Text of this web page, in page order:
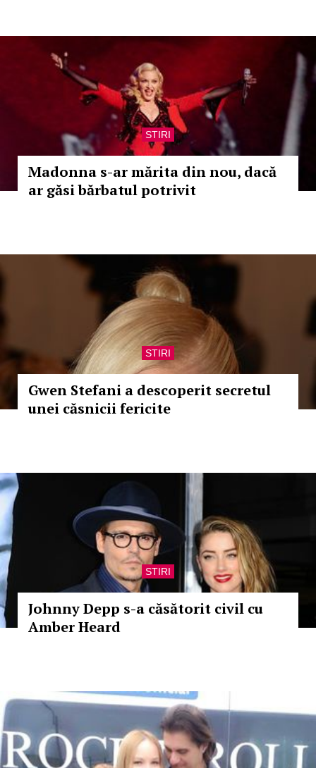
STIRI
Madonna s-ar mărita din nou, dacă
ar găsi bărbatul potrivit
STIRI
Gwen Stefani a descoperit secretul
unei căsnicii fericite
STIRI
Johnny Depp s-a căsătorit civil cu
Amber Heard